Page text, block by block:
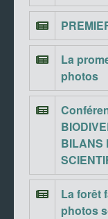
La
photos
BILANS
La forêt
photos